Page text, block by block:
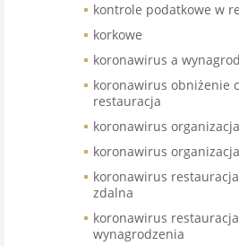
kontrole podatkowe w
korkowe
koronawirus a
koronawirus obniżenie
restauracja
koronawirus
koronawirus
koronawirus
zdalna
koronawirus
wynagrodzenia